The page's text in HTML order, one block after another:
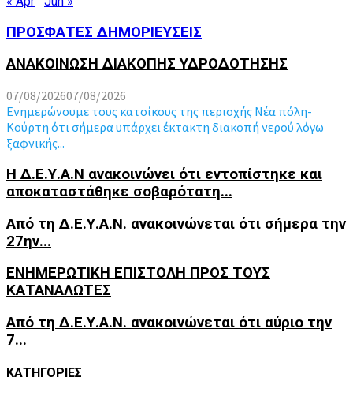
ΠΡΟΣΦΑΤΕΣ ΔΗΜΟΡΙΕΥΣΕΙΣ
ΑΝΑΚΟΙΝΩΣΗ ΔΙΑΚΟΠΗΣ ΥΔΡΟΔΟΤΗΣΗΣ
07/08/202607/08/2026
Ενημερώνουμε τους κατοίκους της περιοχής Νέα πόλη-
Κούρτη ότι σήμερα υπάρχει έκτακτη διακοπή νερού λόγω
ξαφνικής...
Η Δ.Ε.Υ.Α.Ν ανακοινώνει ότι εντοπίστηκε και
αποκαταστάθηκε σοβαρότατη...
Από τη Δ.Ε.Υ.Α.Ν. ανακοινώνεται ότι σήμερα την
27ην...
ΕΝΗΜΕΡΩΤΙΚΗ ΕΠΙΣΤΟΛΗ ΠΡΟΣ ΤΟΥΣ
ΚΑΤΑΝΑΛΩΤΕΣ
Από τη Δ.Ε.Υ.Α.Ν. ανακοινώνεται ότι αύριο την
7...
ΚΑΤΗΓΟΡΙΕΣ